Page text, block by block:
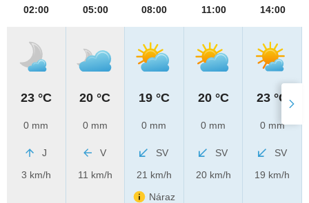
02:00
23 °C
0 mm
J
3 km/h
05:00
20 °C
0 mm
V
11 km/h
08:00
19 °C
0 mm
SV
21 km/h
Náraz
11:00
20 °C
0 mm
SV
20 km/h
14:00
23 °C
0 mm
SV
19 km/h